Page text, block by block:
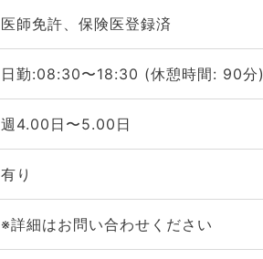
医師免許、保険医登録済
日勤:08:30〜18:30 (休憩時間: 90分)
週4.00日〜5.00日
有り
※詳細はお問い合わせください